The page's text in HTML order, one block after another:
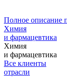
Полное описание
Химия
и фармацевтика
Химия
и фармацевтика
Все клиенты
отрасли